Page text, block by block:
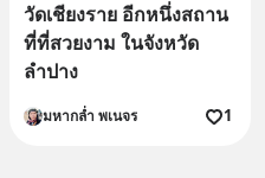
วัดเชียงราย อีกหนึ่งสถาน
ที่ที่สวยงาม ในจังหวัด
ลำปาง
มหากล่ำ พเนจร 1